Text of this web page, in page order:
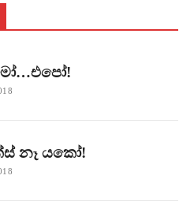
නෑ යකෝ!